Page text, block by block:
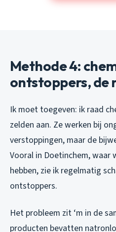
Methode 4:
ontstoppers, de
Ik moet toegeven: ik raad
zelden aan. Ze werken bij
verstoppingen, maar de
Vooral in Doetinchem, waar
hebben, zie ik regelmatig
ontstoppers.
Het probleem zit ‘m in de
producten bevatten